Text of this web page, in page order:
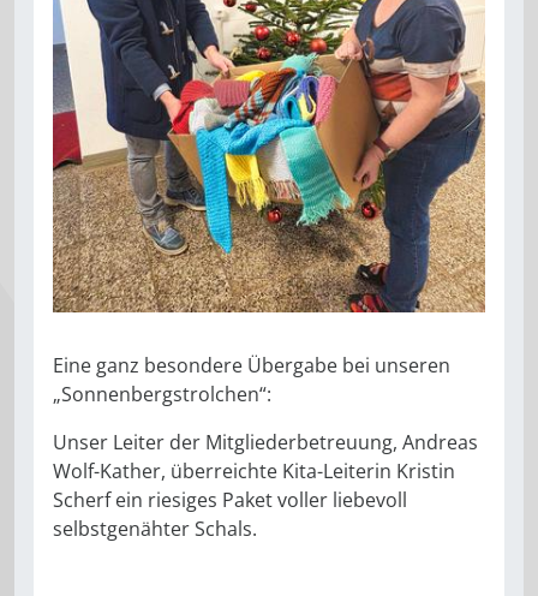
Eine ganz besondere Übergabe bei unseren
„Sonnenbergstrolchen“:
Unser Leiter der Mitgliederbetreuung, Andreas
Wolf-Kather, überreichte Kita-Leiterin Kristin
Scherf ein riesiges Paket voller liebevoll
selbstgenähter Schals.